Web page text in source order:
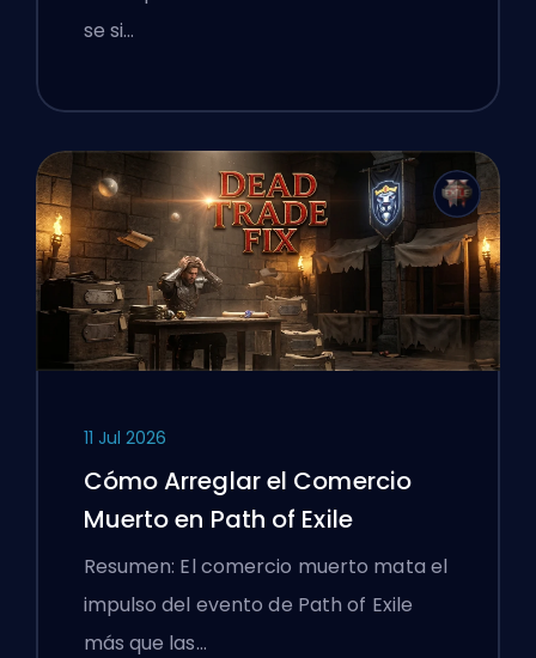
se si…
11 Jul 2026
Cómo Arreglar el Comercio
Muerto en Path of Exile
Resumen: El comercio muerto mata el
impulso del evento de Path of Exile
más que las…